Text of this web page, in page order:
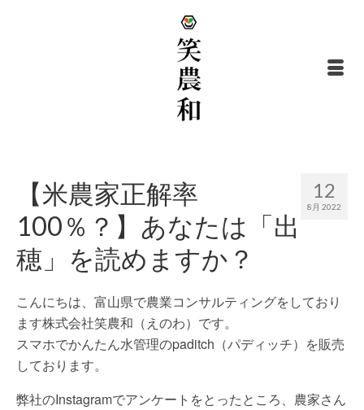
12
8月 2022
【米農家正解率
100％？】あなたは「出
穂」を読めますか？
こんにちは、富山県で農業コンサルティングをしており
ます株式会社笑農和（えのわ）です。
スマホでかんたん水管理のpaditch（パディッチ）を販売
しております。
弊社のInstagramでアンケートをとったところ、農家さん